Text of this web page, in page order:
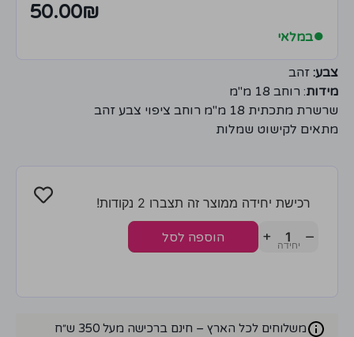
50.00₪
●במלאי
צבע: זהב
מידות: רוחב 18 מ"מ
שרשרת מתכתית 18 מ"מ רוחב ציפוי צבע זהב
מתאים לקישוט שמלות
רכישת יחידה ממוצר זה תצברו 2 נקודות!
−
+ הוספה לסל
משלוחים לכל הארץ – חינם ברכישה מעל 350 ש״ח